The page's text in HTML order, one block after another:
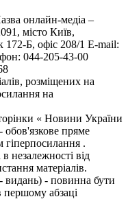
онлайн-медіа –
місто Київ,
Б, офіс 208/1 E-mail:
044-205-43-00
розміщених на
на
« Новини України
обов'язкове пряме
гіперпосилання .
незалежності від
матеріалів.
видань) - повинна бути
першому абзаці